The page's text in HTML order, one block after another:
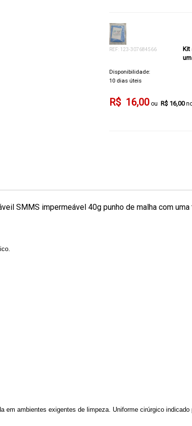
REF: 123-307684566
Kit
Disponibilidade:
10 dias úteis
R$ 16,00 R$ 16,00
SMMS impermeável 40g punho de malha com
ambientes exigentes de limpeza. Uniforme cirúrgico indicado